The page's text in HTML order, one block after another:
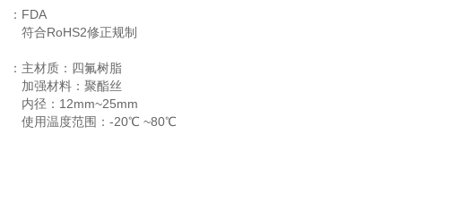
： FDA
符合RoHS2修正规制
： 主材质：四氟树脂
加强材料：聚酯丝
内径：12mm~25mm
使用温度范围：-20℃ ~80℃